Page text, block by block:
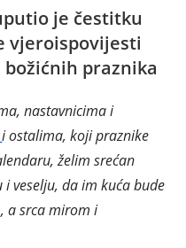
je čestitku
vjeroispovijesti
praznika
nastavnicima i
i ostalima, koji praznike
želim srećan
veselju, da im kuća bude
a srca mirom i